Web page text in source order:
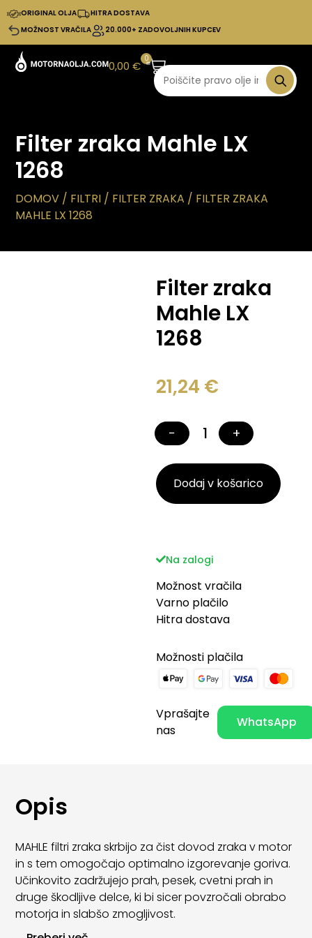
ORIGINAL OLJA
HITRA DOSTAVA
MOŽNOST VRAČILA
20.000+ ZADOVOLJNIH KUPCEV
0,00€
0
Filter zraka Mahle LX
1268
DOMOV / FILTRI / FILTER ZRAKA / FILTER ZRAKA
MAHLE LX 1268
Filter zraka
Mahle LX
1268
21,24 €
− +
Dodaj v košarico
Na zalogi
Možnost vračila
Varno plačilo
Hitra dostava
Možnosti plačila
Vprašajte
nas
WhatsApp
Opis
MAHLE filtri zraka skrbijo za čist dovod zraka v motor
in s tem omogočajo optimalno izgorevanje goriva.
Učinkovito zadržujejo prah, pesek, cvetni prah in
druge škodljive delce, ki bi sicer povzročali obrabo
motorja in slabšo zmogljivost.